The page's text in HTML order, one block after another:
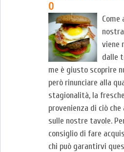
0
viene
dalle
me è giusto scoprire
però rinunciare alla
stagionalità, la
provenienza di ciò
sulle nostre tavole.
consiglio di fare
chi può garantirvi